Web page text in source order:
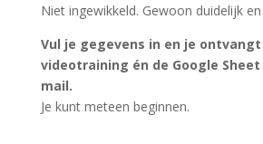
Niet ingewikkeld. Gewoon duidelijk
Vul je gegevens in en je ontvangt
videotraining én de Google
mail.
Je kunt meteen beginnen.